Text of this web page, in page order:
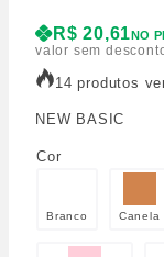
R$ 20,61NO
valor sem
14 produtos
NEW BASIC
Cor
Branco Canela